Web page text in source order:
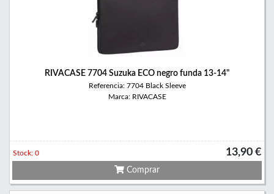
RIVACASE 7704 Suzuka ECO negro funda 13-14"
Referencia: 7704 Black Sleeve
Marca: RIVACASE
13,90 €
Stock: 0
Comprar